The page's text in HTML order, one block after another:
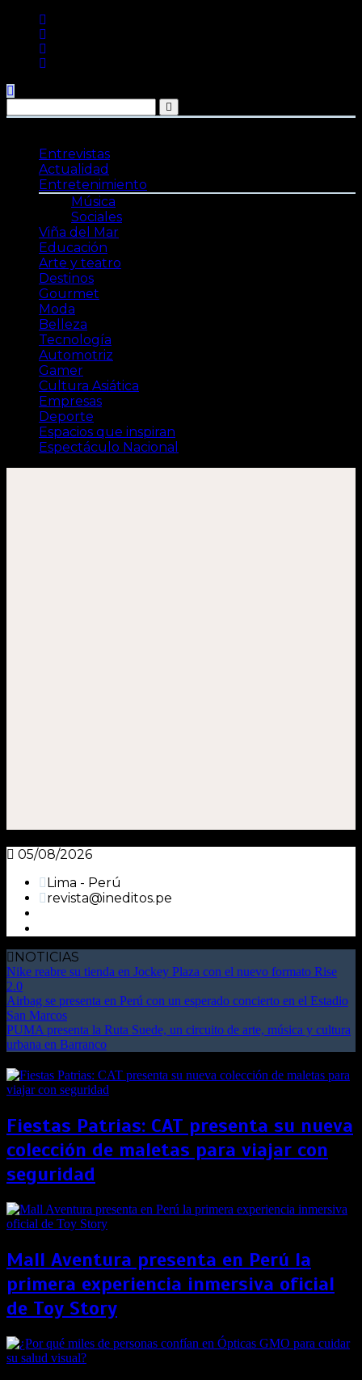
contenido
Entrevistas
Actualidad
Entretenimiento
Música
Sociales
Viña del Mar
Educación
Arte y teatro
Destinos
Gourmet
Moda
Belleza
Tecnología
Automotriz
Gamer
Cultura Asiática
Empresas
Deporte
Espacios que inspiran
Espectáculo Nacional
05/08/2026
Lima - Perú
revista@ineditos.pe
NOTICIAS
Nike reabre su tienda en Jockey Plaza con el nuevo formato Rise
2.0
Airbag se presenta en Perú con un esperado concierto en el Estadio
San Marcos
PUMA presenta la Ruta Suede, un circuito de arte, música y cultura
urbana en Barranco
Fiestas Patrias: CAT presenta su nueva
colección de maletas para viajar con
seguridad
Mall Aventura presenta en Perú la
primera experiencia inmersiva oficial
de Toy Story